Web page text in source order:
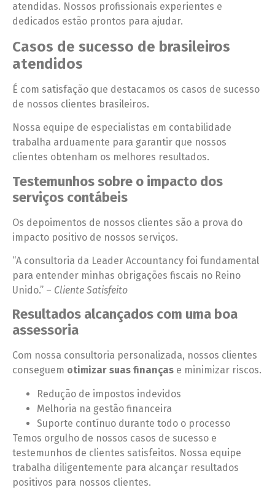
atendidas. Nossos profissionais experientes e
dedicados estão prontos para ajudar.
Casos de sucesso de brasileiros
atendidos
É com satisfação que destacamos os casos de sucesso
de nossos clientes brasileiros.
Nossa equipe de especialistas em contabilidade
trabalha arduamente para garantir que nossos
clientes obtenham os melhores resultados.
Testemunhos sobre o impacto dos
serviços contábeis
Os depoimentos de nossos clientes são a prova do
impacto positivo de nossos serviços.
“A consultoria da Leader Accountancy foi fundamental
para entender minhas obrigações fiscais no Reino
Unido.” – Cliente Satisfeito
Resultados alcançados com uma boa
assessoria
Com nossa consultoria personalizada, nossos clientes
conseguem otimizar suas finanças e minimizar riscos.
Redução de impostos indevidos
Melhoria na gestão financeira
Suporte contínuo durante todo o processo
Temos orgulho de nossos casos de sucesso e
testemunhos de clientes satisfeitos. Nossa equipe
trabalha diligentemente para alcançar resultados
positivos para nossos clientes.